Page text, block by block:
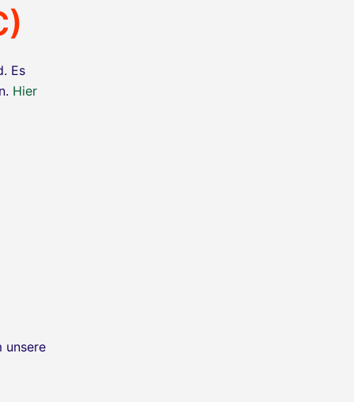
Es
Hier
unsere